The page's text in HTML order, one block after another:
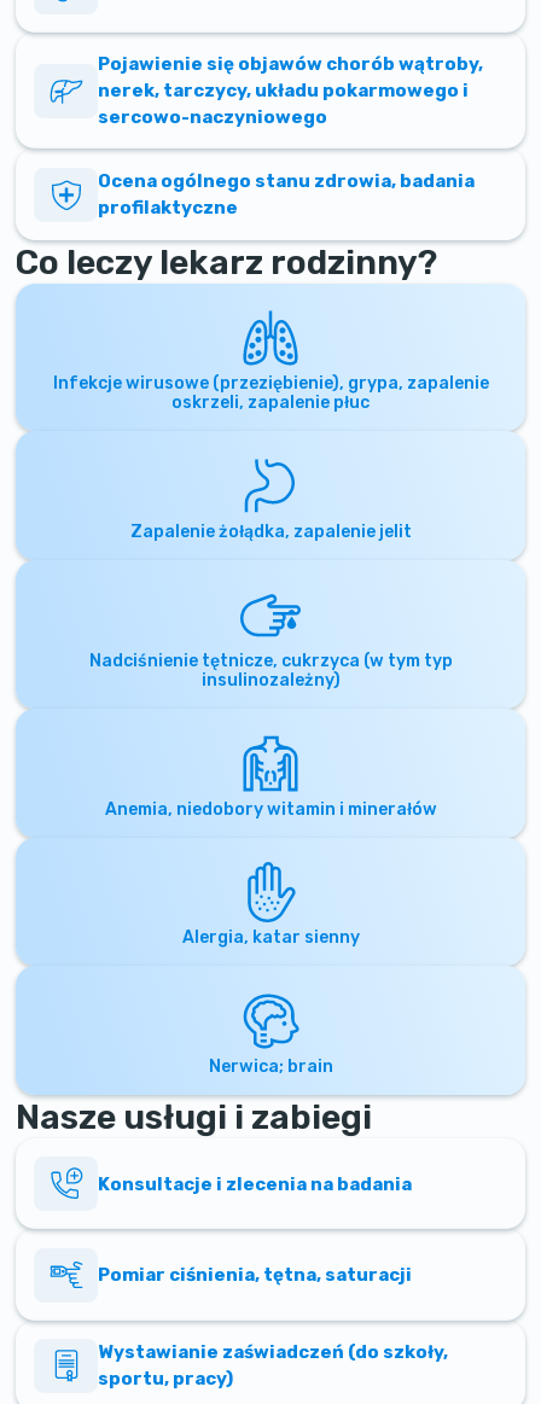
Pojawienie się objawów chorób wątroby,
nerek, tarczycy, układu pokarmowego i
sercowo-naczyniowego
Ocena ogólnego stanu zdrowia, badania
profilaktyczne
Co leczy lekarz rodzinny?
Infekcje wirusowe (przeziębienie), grypa, zapalenie
oskrzeli, zapalenie płuc
Zapalenie żołądka, zapalenie jelit
Nadciśnienie tętnicze, cukrzyca (w tym typ
insulinozależny)
Anemia, niedobory witamin i minerałów
Alergia, katar sienny
Nerwica; brain
Nasze usługi i zabiegi
Konsultacje i zlecenia na badania
Pomiar ciśnienia, tętna, saturacji
Wystawianie zaświadczeń (do szkoły,
sportu, pracy)